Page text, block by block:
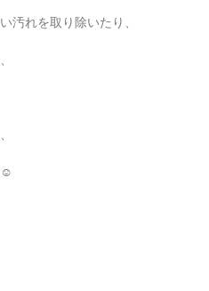
汚れを取り除いたり、
☺︎